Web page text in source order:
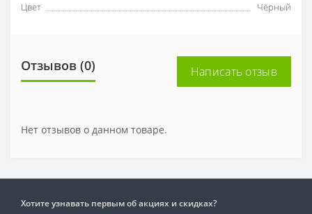
Цвет
Чёрный
Отзывов (0) Написать отзыв
Нет отзывов о данном товаре.
Хотите узнавать первым об акциях и скидках?